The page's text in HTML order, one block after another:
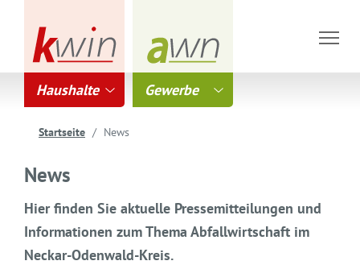
Haushalte Gewerbe
Startseite News
News
Hier finden Sie aktuelle Pressemitteilungen und
Informationen zum Thema Abfallwirtschaft im
Neckar-Odenwald-Kreis.